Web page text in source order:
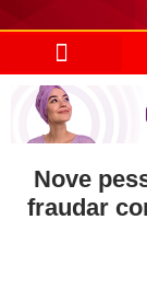
Nove
fraudar